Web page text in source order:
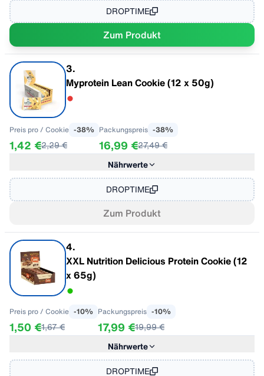
Fett 22 g
- davon gesättigte Fettsäuren
Kohlenhydrate 51 g
- davon Zucker
Ballaststoffe
Eiweiß
Salz
DROPTIME
Zum Produkt
3.
Myprotein Lean Cookie (12 x 50g)
Nährwerte
Fett 6.0 g
Ballaststoffe
Eiweiß
Salz 0.70 g
Preis pro / Cookie -38%
1,42 €2,29 €
Packungspreis -38%
16,99 €27,49 €
DROPTIME
Zum Produkt
4.
XXL Nutrition Delicious Protein Cookie (12
x 65g)
Nährwerte
Preis pro / Cookie -10%
1,50 €1,67 €
Packungspreis -10%
17,99 €19,99 €
DROPTIME